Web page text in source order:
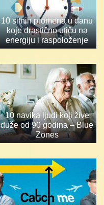
10 sitnih promena u danu
koje drastično utiču na
energiju i raspoloženje
10 navika ljudi koji žive
duže od 90 godina – Blue
Zones